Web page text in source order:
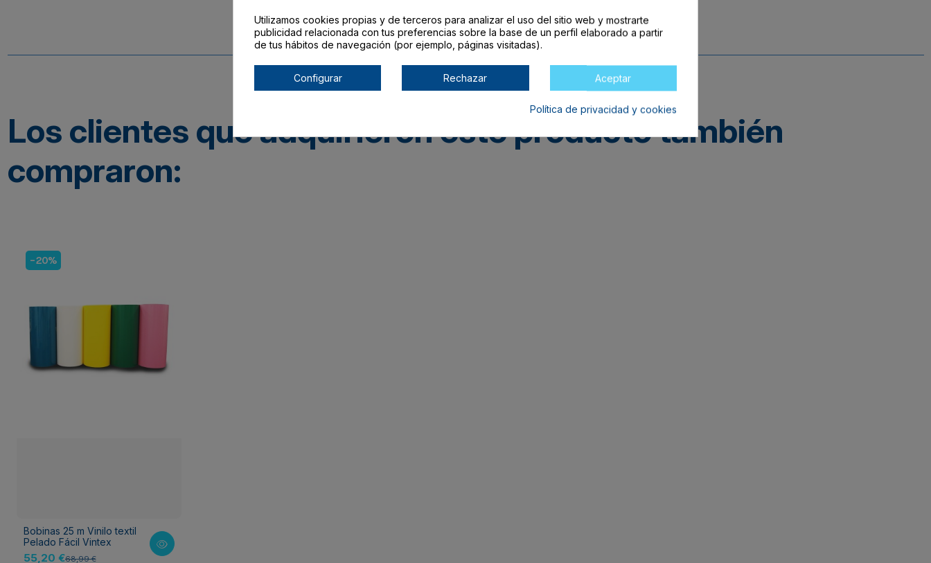
Los clientes que adquirieron este producto también
compraron:
-20%
Bobinas 25 m Vinilo textil
Pelado Fácil Vintex
55,20 €68,99 €
Utilizamos cookies propias y de terceros para analizar el uso del sitio web y mostrarte
publicidad relacionada con tus preferencias sobre la base de un perfil elaborado a partir
de tus hábitos de navegación (por ejemplo, páginas visitadas).
Configurar Rechazar Aceptar
Política de privacidad y cookies